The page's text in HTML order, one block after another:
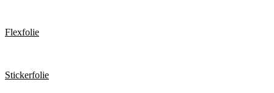
Flexfolie
Stickerfolie